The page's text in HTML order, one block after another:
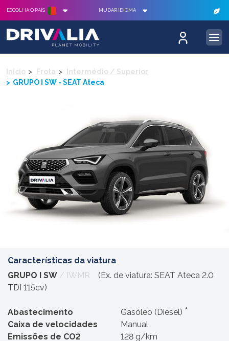
ESCOLHA O PAÍS MUDAR IDIOMA
Início Frota
Intermédio / Superior
GRUPO I SW - SEAT Ateca
Características da viatura
GRUPO I SW / IWMR (Ex. de viatura: SEAT Ateca 2.0
TDI 115cv)
Abastecimento Gasóleo (Diesel) *
Caixa de velocidades
Manual
Emissões de CO2
128 g/km